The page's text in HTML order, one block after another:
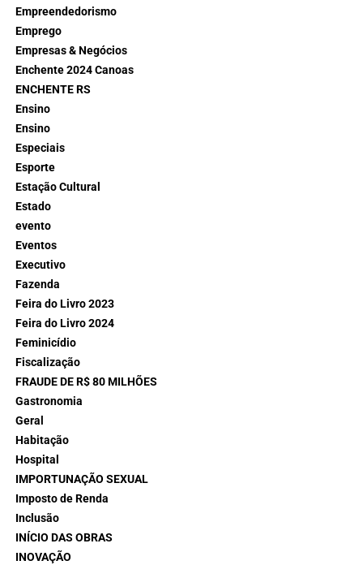
Empreendedorismo
Emprego
Empresas & Negócios
Enchente 2024 Canoas
ENCHENTE RS
Ensino
Ensino
Especiais
Esporte
Estação Cultural
Estado
evento
Eventos
Executivo
Fazenda
Feira do Livro 2023
Feira do Livro 2024
Feminicídio
Fiscalização
FRAUDE DE R$ 80 MILHÕES
Gastronomia
Geral
Habitação
Hospital
IMPORTUNAÇÃO SEXUAL
Imposto de Renda
Inclusão
INÍCIO DAS OBRAS
INOVAÇÃO